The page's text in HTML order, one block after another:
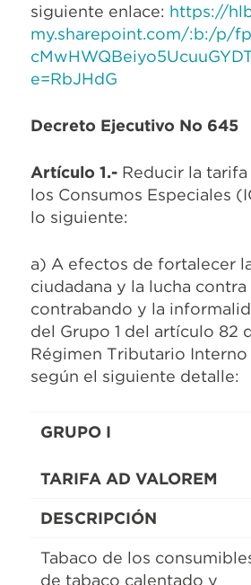
siguiente enlace: https://
my.sharepoint.com/:b:/p/
e=RbJHdG
Decreto Ejecutivo No 645
Artículo 1.- Reducir la
los Consumos Especiales
lo siguiente:
a) A efectos de fortalecer
ciudadana y la lucha contra
contrabando y la
del Grupo 1 del artículo 82
Régimen Tributario Interno
según el siguiente detalle:
GRUPO I
TARIFA AD VALOREM
DESCRIPCIÓN
Tabaco de los
de tabaco calentado y